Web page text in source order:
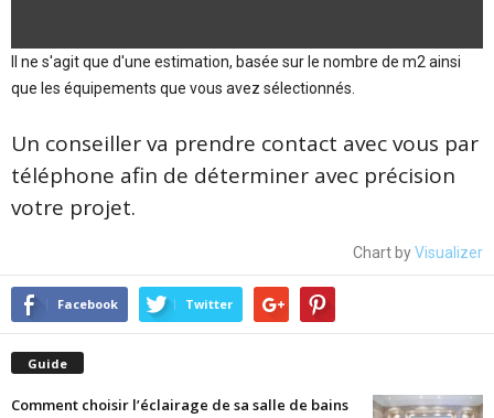
Il ne s'agit que d'une estimation, basée sur le nombre de m2 ainsi
que les équipements que vous avez sélectionnés.
Un conseiller va prendre contact avec vous par
téléphone afin de déterminer avec précision
votre projet.
Chart byVisualizer
Facebook Twitter
Guide
Comment choisir l’éclairage de sa salle de bains